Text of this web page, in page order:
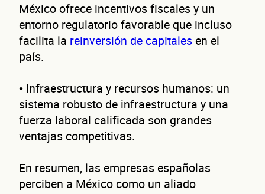
México ofrece incentivos fiscales y un
entorno regulatorio favorable que incluso
facilita la reinversión de capitalesen el
país.
• Infraestructura y recursos humanos: un
sistema robusto de infraestructura y una
fuerza laboral calificada son grandes
ventajas competitivas.
En resumen, las empresas españolas
perciben a México como un aliado
de